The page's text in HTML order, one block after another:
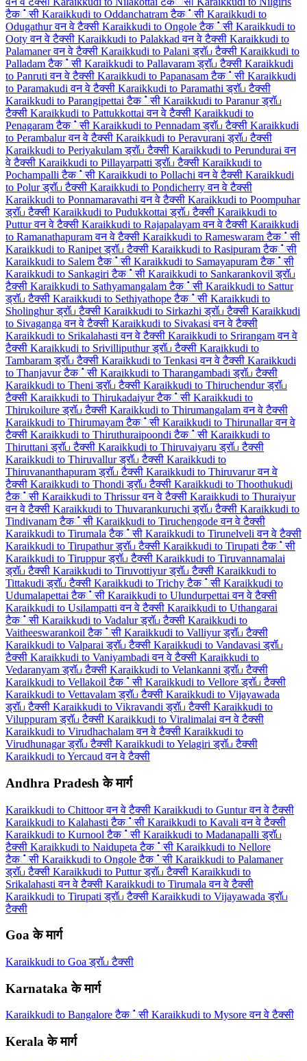
टैक்सी Karaikkudi to Oddanchatram टैक்सी Karaikkudi to
Odugathur वन वे टैक्सी Karaikkudi to Ongole टैक்सी Karaikkudi to
Ooty वन वे टैक्सी Karaikkudi to Palakkad वन वे टैक्सी Karaikkudi to
Palamaner वन वे टैक्सी Karaikkudi to Palani ड्रॉப टैक्सी Karaikkudi to
Palladam टैक்सी Karaikkudi to Pallavaram ड्रॉப टैक्सी Karaikkudi
to Panruti वन वे टैक्सी Karaikkudi to Papanasam टैक்सी Karaikkudi
to Paramakudi वन वे टैक्सी Karaikkudi to Paramathi ड्रॉப टैक्सी
Karaikkudi to Parangipettai टैक்सी Karaikkudi to Paranur ड्रॉப
टैक्सी Karaikkudi to Pattukkottai वन वे टैक्सी Karaikkudi to
Penagaram टैक்सी Karaikkudi to Pennadam ड्रॉப टैक्सी Karaikkudi
to Perambalur वन वे टैक्सी Karaikkudi to Peravurani ड्रॉப टैक्सी
Karaikkudi to Periyakulam ड्रॉப टैक्सी Karaikkudi to Perundurai वन
वे टैक्सी Karaikkudi to Pillayarpatti ड्रॉப टैक्सी Karaikkudi to
Pochampalli टैक்सी Karaikkudi to Pollachi वन वे टैक्सी Karaikkudi
to Polur ड्रॉப टैक्सी Karaikkudi to Pondicherry वन वे टैक्सी
Karaikkudi to Ponnamaravathi वन वे टैक्सी Karaikkudi to Poompuhar
ड्रॉப टैक्सी Karaikkudi to Pudukkottai ड्रॉப टैक्सी Karaikkudi to
Puttur वन वे टैक्सी Karaikkudi to Rajapalayam वन वे टैक्सी Karaikkudi
to Ramanathapuram वन वे टैक्सी Karaikkudi to Rameswaram टैक்सी
Karaikkudi to Ranipet ड्रॉப टैक्सी Karaikkudi to Rasipuram टैक்सी
Karaikkudi to Salem टैक்सी Karaikkudi to Samayapuram टैक்सी
Karaikkudi to Sankagiri टैक்सी Karaikkudi to Sankarankovil ड्रॉப
टैक्सी Karaikkudi to Sathyamangalam टैक்सी Karaikkudi to Sattur
ड्रॉப टैक्सी Karaikkudi to Sethiyathope टैक்सी Karaikkudi to
Sholinghur ड्रॉப टैक्सी Karaikkudi to Sirkazhi ड्रॉப टैक्सी Karaikkudi
to Sivaganga वन वे टैक्सी Karaikkudi to Sivakasi वन वे टैक्सी
Karaikkudi to Srikalahasti वन वे टैक्सी Karaikkudi to Srirangam वन वे
टैक्सी Karaikkudi to Srivilliputhur ड्रॉப टैक्सी Karaikkudi to
Tambaram ड्रॉப टैक्सी Karaikkudi to Tenkasi वन वे टैक्सी Karaikkudi
to Thanjavur टैक்सी Karaikkudi to Tharangambadi ड्रॉப टैक्सी
Karaikkudi to Theni ड्रॉப टैक्सी Karaikkudi to Thiruchendur ड्रॉப
टैक्सी Karaikkudi to Thirukadaiyur टैक்सी Karaikkudi to
Thirukoilure ड्रॉப टैक्सी Karaikkudi to Thirumangalam वन वे टैक्सी
Karaikkudi to Thirumayam टैक்सी Karaikkudi to Thirunallar वन वे
टैक्सी Karaikkudi to Thiruthuraipoondi टैक்सी Karaikkudi to
Thiruttani ड्रॉப टैक्सी Karaikkudi to Thiruvaiyaru ड्रॉப टैक्सी
Karaikkudi to Thiruvallur ड्रॉப टैक्सी Karaikkudi to
Thiruvananthapuram ड्रॉப टैक्सी Karaikkudi to Thiruvarur वन वे
टैक्सी Karaikkudi to Thondi ड्रॉப टैक्सी Karaikkudi to Thoothukudi
टैक்सी Karaikkudi to Thrissur वन वे टैक्सी Karaikkudi to Thuraiyur
वन वे टैक्सी Karaikkudi to Thuvarankuruchi ड्रॉப टैक्सी Karaikkudi to
Tindivanam टैक்सी Karaikkudi to Tiruchengode वन वे टैक्सी
Karaikkudi to Tirumala टैक்सी Karaikkudi to Tirunelveli वन वे टैक्सी
Karaikkudi to Tirupathur ड्रॉப टैक्सी Karaikkudi to Tirupati टैक்सी
Karaikkudi to Tiruppur ड्रॉப टैक्सी Karaikkudi to Tiruvannamalai
ड्रॉப टैक्सी Karaikkudi to Tiruvottiyur ड्रॉப टैक्सी Karaikkudi to
Tittakudi ड्रॉப टैक्सी Karaikkudi to Trichy टैक்सी Karaikkudi to
Udumalapettai टैक்सी Karaikkudi to Ulundurpettai वन वे टैक्सी
Karaikkudi to Usilampatti वन वे टैक्सी Karaikkudi to Uthangarai
टैक்सी Karaikkudi to Vadalur ड्रॉப टैक्सी Karaikkudi to
Vaitheeswarankoil टैक்सी Karaikkudi to Valliyur ड्रॉப टैक्सी
Karaikkudi to Valparai ड्रॉப टैक्सी Karaikkudi to Vandavasi ड्रॉப
टैक्सी Karaikkudi to Vaniyambadi वन वे टैक्सी Karaikkudi to
Vedaranyam ड्रॉப टैक्सी Karaikkudi to Velankanni ड्रॉப टैक्सी
Karaikkudi to Vellakoil टैक்सी Karaikkudi to Vellore ड्रॉப टैक्सी
Karaikkudi to Vettavalam ड्रॉப टैक्सी Karaikkudi to Vijayawada
ड्रॉப टैक्सी Karaikkudi to Vikravandi ड्रॉப टैक्सी Karaikkudi to
Viluppuram ड्रॉப टैक्सी Karaikkudi to Viralimalai वन वे टैक्सी
Karaikkudi to Virudhachalam वन वे टैक्सी Karaikkudi to
Virudhunagar ड्रॉப टैक्सी Karaikkudi to Yelagiri ड्रॉப टैक्सी
Karaikkudi to Yercaud वन वे टैक्सी
Andhra Pradesh के मार्ग
Karaikkudi to Chittoor वन वे टैक्सी Karaikkudi to Guntur वन वे टैक्सी
Karaikkudi to Kalahasti टैक்सी Karaikkudi to Kavali वन वे टैक्सी
Karaikkudi to Kurnool टैक்सी Karaikkudi to Madanapalli ड्रॉப
टैक्सी Karaikkudi to Naidupeta टैक்सी Karaikkudi to Nellore
टैक்सी Karaikkudi to Ongole टैक்सी Karaikkudi to Palamaner
ड्रॉப टैक्सी Karaikkudi to Puttur ड्रॉப टैक्सी Karaikkudi to
Srikalahasti वन वे टैक्सी Karaikkudi to Tirumala वन वे टैक्सी
Karaikkudi to Tirupati ड्रॉப टैक्सी Karaikkudi to Vijayawada ड्रॉப
टैक्सी
Goa के मार्ग
Karaikkudi to Goa ड्रॉப टैक्सी
Karnataka के मार्ग
Karaikkudi to Bangalore टैक்सी Karaikkudi to Mysore वन वे टैक्सी
Kerala के मार्ग